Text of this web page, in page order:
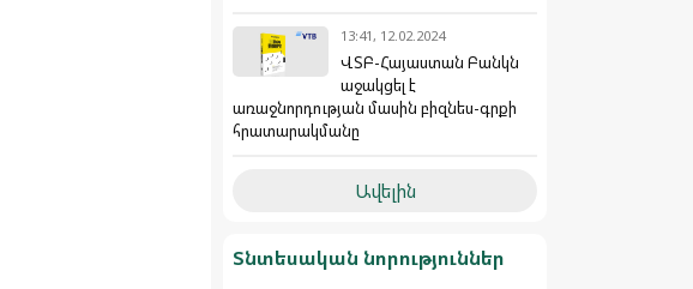
13:41, 12.02.2024
ՎՏԲ-Հայաստան Բանկն
աջակցել է
առաջնորդության մասին բիզնես-գրքի
հրատարակմանը
Ավելին
Տնտեսական նորություններ